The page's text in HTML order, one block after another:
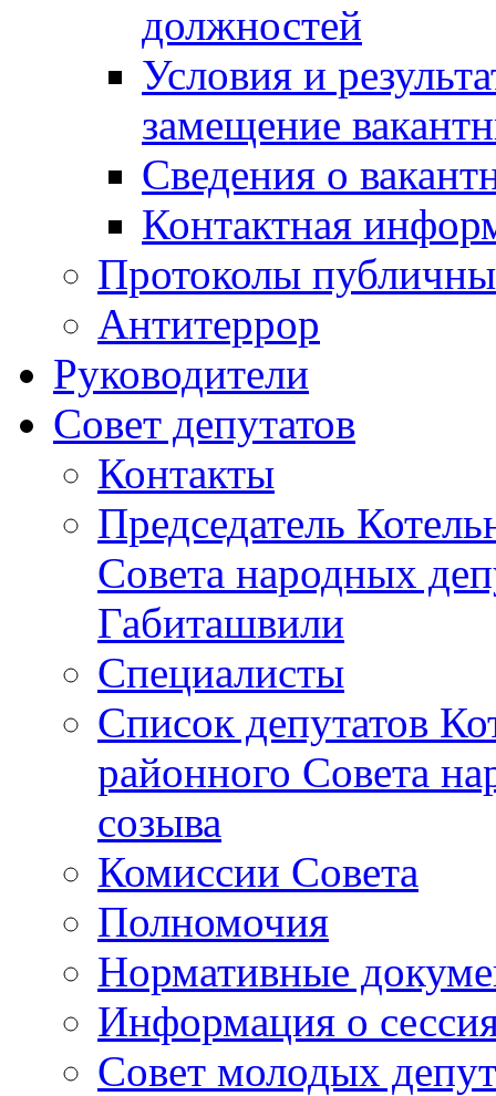
должностей
Условия и
замещение
Сведения о
Контактная
Протоколы
Антитеррор
Руководители
Совет депутатов
Контакты
Председатель
Совета народных
Габиташвили
Специалисты
Список депутатов
районного Совета
созыва
Комиссии Совета
Полномочия
Нормативные
Информация о
Совет молодых